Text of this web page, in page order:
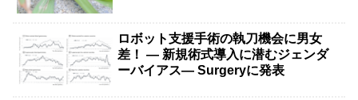
ロボット支援手術の執刀機会に男女
差！ — 新規術式導入に潜むジェンダ
ーバイアス— Surgeryに発表